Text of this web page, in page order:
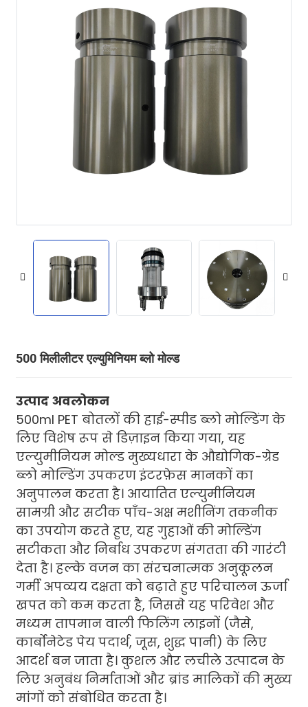
500 मिलीलीटर एल्युमिनियम ब्लो मोल्ड
उत्पाद अवलोकन
500ml PET बोतलों की हाई-स्पीड ब्लो मोल्डिंग के
लिए विशेष रूप से डिज़ाइन किया गया, यह
एल्युमीनियम मोल्ड मुख्यधारा के औद्योगिक-ग्रेड
ब्लो मोल्डिंग उपकरण इंटरफ़ेस मानकों का
अनुपालन करता है। आयातित एल्युमीनियम
सामग्री और सटीक पाँच-अक्ष मशीनिंग तकनीक
का उपयोग करते हुए, यह गुहाओं की मोल्डिंग
सटीकता और निर्बाध उपकरण संगतता की गारंटी
देता है। हल्के वजन का संरचनात्मक अनुकूलन
गर्मी अपव्यय दक्षता को बढ़ाते हुए परिचालन ऊर्जा
खपत को कम करता है, जिससे यह परिवेश और
मध्यम तापमान वाली फिलिंग लाइनों (जैसे,
कार्बोनेटेड पेय पदार्थ, जूस, शुद्ध पानी) के लिए
आदर्श बन जाता है। कुशल और लचीले उत्पादन के
लिए अनुबंध निर्माताओं और ब्रांड मालिकों की मुख्य
मांगों को संबोधित करता है।